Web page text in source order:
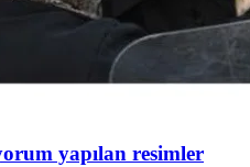
yapılan resimler